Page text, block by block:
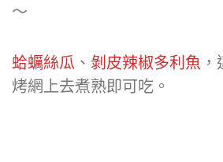
～
蛤蠣絲瓜 、 剝皮辣椒多利魚
烤網上去煮熟即可吃。